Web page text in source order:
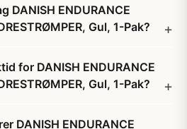
DANISH ENDURANCE
Gul, 1-Pak?
for DANISH ENDURANCE
Gul, 1-Pak?
DANISH ENDURANCE